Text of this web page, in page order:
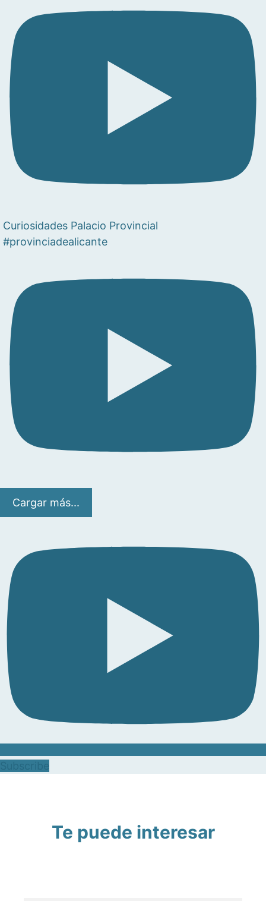
Curiosidades Palacio Provincial
#provinciadealicante
Cargar más...
Te puede interesar